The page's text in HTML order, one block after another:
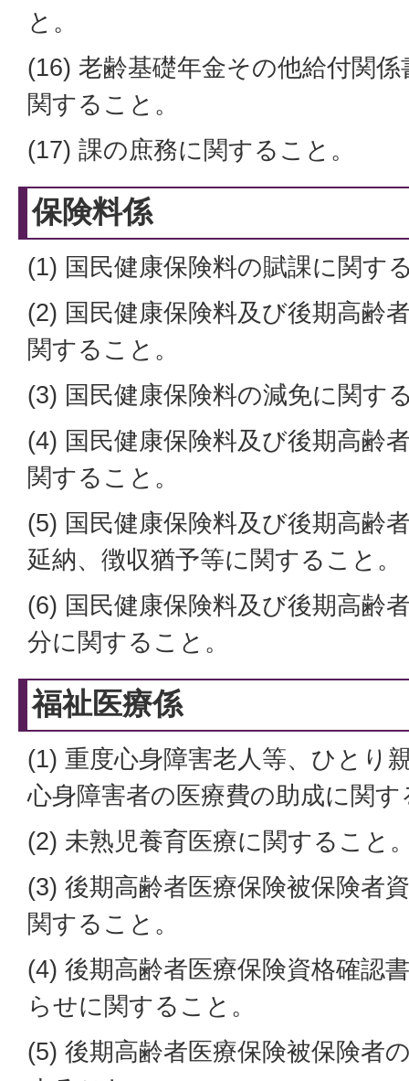
と。
(16) 老齢基礎年金その他給付関
関すること。
(17) 課の庶務に関すること。
保険料係
(1) 国民健康保険料の賦課に関す
(2) 国民健康保険料及び後期高齢
関すること。
(3) 国民健康保険料の減免に関す
(4) 国民健康保険料及び後期高齢
関すること。
(5) 国民健康保険料及び後期高齢
延納、徴収猶予等に関すること。
(6) 国民健康保険料及び後期高齢
分に関すること。
福祉医療係
(1) 重度心身障害老人等、ひとり
心身障害者の医療費の助成に関
(2) 未熟児養育医療に関すること
(3) 後期高齢者医療保険被保険者
関すること。
(4) 後期高齢者医療保険資格確認
らせに関すること。
(5) 後期高齢者医療保険被保険者